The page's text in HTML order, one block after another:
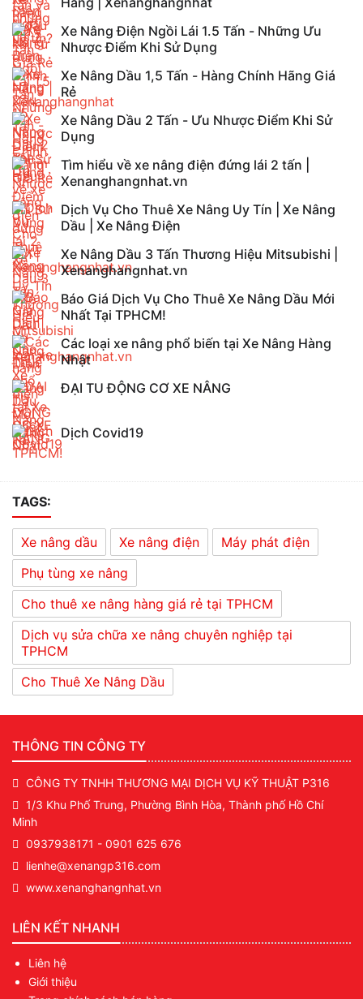
Xe Nâng Điện Ngồi Lái 1.5 Tấn - Những Ưu
Nhược Điểm Khi Sử Dụng
Xe Nâng Dầu 1,5 Tấn - Hàng Chính Hãng Giá
Rẻ
Xe Nâng Dầu 2 Tấn - Ưu Nhược Điểm Khi Sử
Dụng
Tìm hiểu về xe nâng điện đứng lái 2 tấn |
Xenanghangnhat.vn
Dịch Vụ Cho Thuê Xe Nâng Uy Tín | Xe Nâng
Dầu | Xe Nâng Điện
Xe Nâng Dầu 3 Tấn Thương Hiệu Mitsubishi |
Xenanghangnhat.vn
Báo Giá Dịch Vụ Cho Thuê Xe Nâng Dầu Mới
Nhất Tại TPHCM!
Các loại xe nâng phổ biến tại Xe Nâng Hàng
Nhật
ĐẠI TU ĐỘNG CƠ XE NÂNG
Dịch Covid19
TAGS:
Xe nâng dầu Xe nâng điện
Máy phát điện
Phụ tùng xe nâng
Cho thuê xe nâng hàng giá rẻ tại TPHCM
Dịch vụ sửa chữa xe nâng chuyên nghiệp tại
TPHCM
Cho Thuê Xe Nâng Dầu
THÔNG TIN CÔNG TY
CÔNG TY TNHH THƯƠNG MẠI DỊCH VỤ KỸ THUẬT P316
1/3 Khu Phố Trung, Phường Bình Hòa, Thành phố Hồ Chí
Minh
0937938171 - 0901 625 676
lienhe@xenangp316.com
www.xenanghangnhat.vn
LIÊN KẾT NHANH
Liên hệ
Giới thiệu